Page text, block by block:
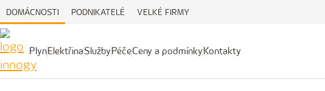
DOMÁCNOSTI PODNIKATELÉ VELKÉ FIRMY
Plyn
PlynElektřina
ElektřinaSlužby
Služby Péče
PéčeCeny a podmínky
Ceny
podmínky
Kontakty
Kontakty